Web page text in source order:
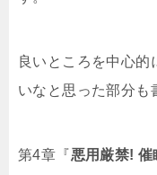
良いところを中心的
いなと思った部分も
第4章『悪用厳禁! 催